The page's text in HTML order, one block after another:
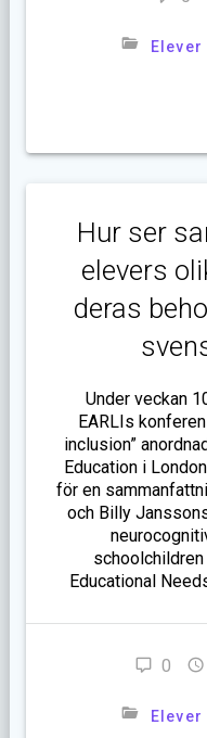
Hur ser
elevers
deras
Under veckan
EARLIs
inclusion”
Education i
för en
och Billy
Educational
0